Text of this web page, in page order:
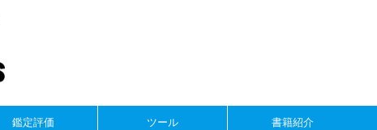
鑑定評価 ツール 書籍紹介